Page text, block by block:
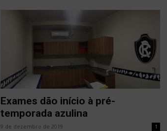
Exames dão início à pré-
temporada azulina
9 de dezembro de 2019 1